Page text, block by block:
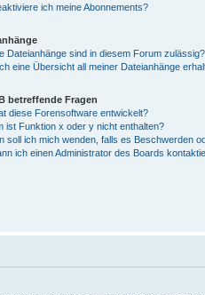
ich meine Abonnements?
Dateianhänge sind in diesem Forum zulässig?
eine Übersicht all meiner Dateianhänge
betreffende Fragen
diese Forensoftware entwickelt?
ist Funktion x oder y nicht enthalten?
soll ich mich wenden, falls es Beschwerden
ich einen Administrator des Boards